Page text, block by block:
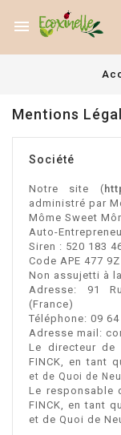

Mentions
Société
Notre site (
administré par
Môme Sweet
Auto-
Siren : 520 183
Code APE 477 9Z
Non assujetti à
Adresse: 91
(France)
Téléphone: 09 64
Adresse mail:
Le directeur de
FINCK, en tant
et de Quoi de
Le responsable
FINCK, en tant
et de Quoi de